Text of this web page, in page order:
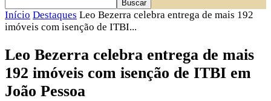
Início Destaques Leo Bezerra celebra entrega de mais 192
imóveis com isenção de ITBI...
Leo Bezerra celebra entrega de mais
192 imóveis com isenção de ITBI em
João Pessoa